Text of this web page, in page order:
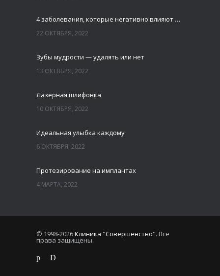
4 заболевания, которые негативно влияют на зубы
22 ОКТЯБРЯ, 2022
Зубы мудрости — удалять или нет
13 ОКТЯБРЯ, 2022
Лазерная шлифовка
10 ОКТЯБРЯ, 2022
Идеальная улыбка каждому
6 ОКТЯБРЯ, 2022
Протезирование на имплантах
4 МАРТА, 2022
© 1998-2026Клиника "Совершенство". Все
права защищены.